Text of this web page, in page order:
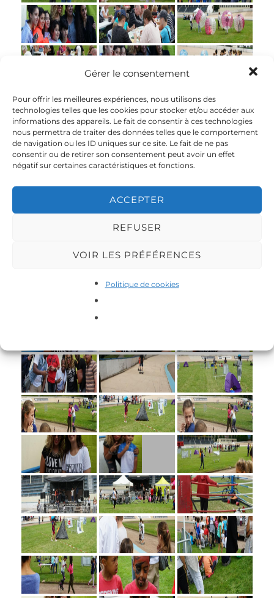
Gérer le consentement
Pour offrir les meilleures expériences, nous utilisons des
technologies telles que les cookies pour stocker et/ou accéder aux
informations des appareils. Le fait de consentir à ces technologies
nous permettra de traiter des données telles que le comportement
de navigation ou les ID uniques sur ce site. Le fait de ne pas
consentir ou de retirer son consentement peut avoir un effet
négatif sur certaines caractéristiques et fonctions.
ACCEPTER
REFUSER
VOIR LES PRÉFÉRENCES
Politique de cookies
« ‹ of2 › »